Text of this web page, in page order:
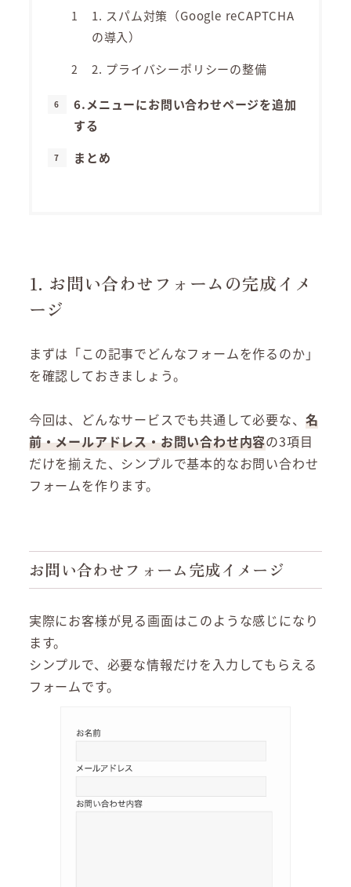
1. スパム対策（Google reCAPTCHA
の導入）
2. プライバシーポリシーの整備
6.メニューにお問い合わせページを追加
する
まとめ
1. お問い合わせフォームの完成イメ
ージ
まずは「この記事でどんなフォームを作るのか」
を確認しておきましょう。
今回は、どんなサービスでも共通して必要な、 名
前・メールアドレス・お問い合わせ内容の3項目
だけを揃えた、シンプルで基本的なお問い合わせ
フォームを作ります。
お問い合わせフォーム完成イメージ
実際にお客様が見る画面はこのような感じになり
ます。
シンプルで、必要な情報だけを入力してもらえる
フォームです。